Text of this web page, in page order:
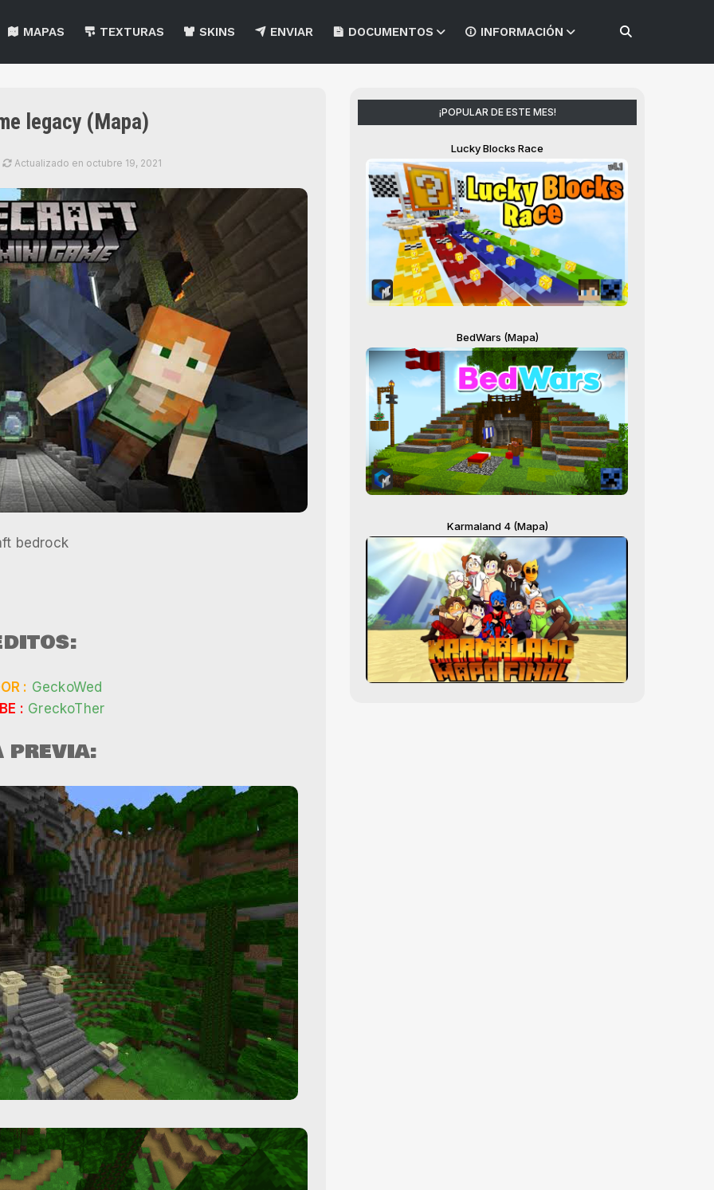
MAPAS TEXTURAS SKINS ENVIAR DOCUMENTOS INFORMACIÓN
legacy (Mapa)
Actualizado en octubre 19, 2021
bedrock
: GeckoWed
: GreckoTher
PREVIA:
¡POPULAR DE ESTE MES!
Lucky Blocks Race
BedWars (Mapa)
Karmaland 4 (Mapa)